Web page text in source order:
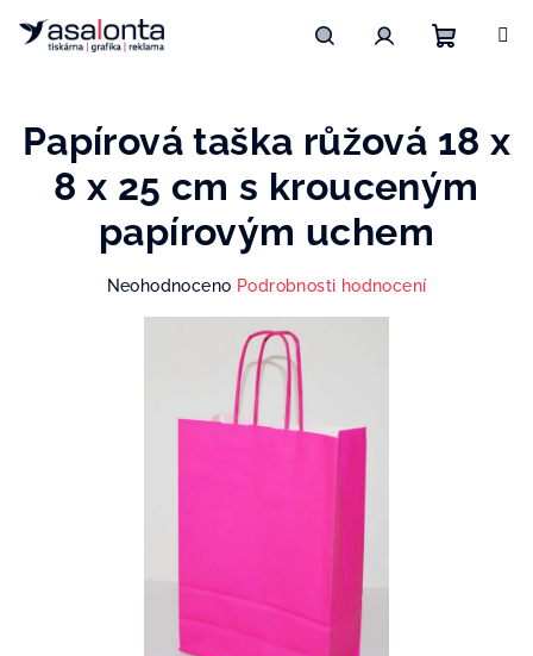
košík
Papírová taška růžová 18 x
8 x 25 cm s krouceným
papírovým uchem
Průměrné
Neohodnoceno Podrobnosti hodnocení